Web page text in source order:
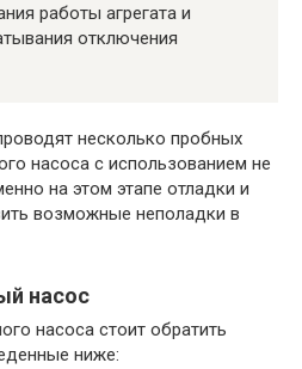
работы агрегата и
отключения
несколько пробных
насоса с использованием не
на этом этапе отладки и
возможные неполадки в
насос
насоса стоит обратить
ниже: